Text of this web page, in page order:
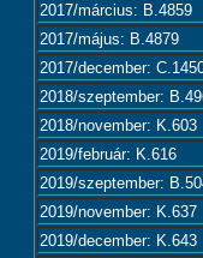
2017/március: B.4859
2017/május: B.4879
2017/december:
2018/szeptember:
2018/november: K.603
2019/február: K.616
2019/szeptember:
2019/november: K.637
2019/december: K.643